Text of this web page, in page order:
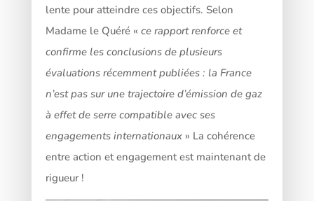
lente pour atteindre ces objectifs. Selon
Madame le Quéré « ce rapport renforce et
confirme les conclusions de plusieurs
évaluations récemment publiées : la France
n’est pas sur une trajectoire d’émission de gaz
à effet de serre compatible avec ses
engagements internationaux» La cohérence
entre action et engagement est maintenant de
rigueur !